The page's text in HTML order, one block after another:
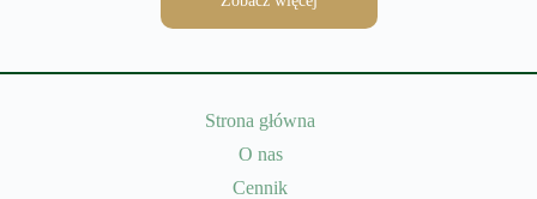
Strona główna
O nas
Cennik